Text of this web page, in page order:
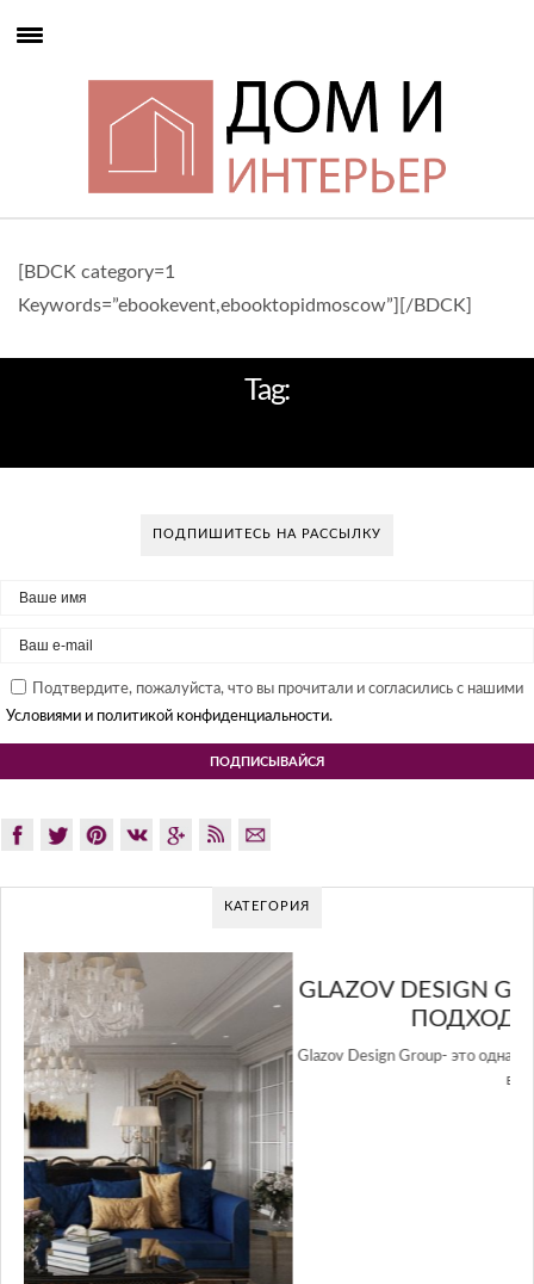
[BDCK category=1
Keywords=”ebookevent,ebooktopidmoscow”][/BDCK]
Tag:
ПОДПИШИТЕСЬ НА РАССЫЛКУ
Подтвердите, пожалуйста, что вы прочитали и согласились с нашими
Условиями и политикой конфиденциальности.
КАТЕГОРИЯ
GLAZOV DESIGN GROUP – УНИКАЛЬНЫЙ
ПОДХОД К ДИЗАЙНУ
Glazov Design Group- это одна из лучших студий дизайна интерьера
в Росси…